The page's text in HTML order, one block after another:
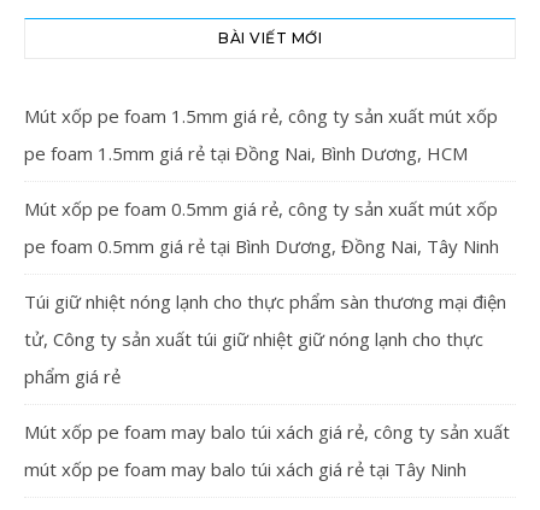
BÀI VIẾT MỚI
Mút xốp pe foam 1.5mm giá rẻ, công ty sản xuất mút xốp
pe foam 1.5mm giá rẻ tại Đồng Nai, Bình Dương, HCM
Mút xốp pe foam 0.5mm giá rẻ, công ty sản xuất mút xốp
pe foam 0.5mm giá rẻ tại Bình Dương, Đồng Nai, Tây Ninh
Túi giữ nhiệt nóng lạnh cho thực phẩm sàn thương mại điện
tử, Công ty sản xuất túi giữ nhiệt giữ nóng lạnh cho thực
phẩm giá rẻ
Mút xốp pe foam may balo túi xách giá rẻ, công ty sản xuất
mút xốp pe foam may balo túi xách giá rẻ tại Tây Ninh